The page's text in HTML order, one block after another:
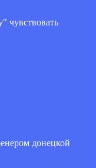
чувствовать
донецкой